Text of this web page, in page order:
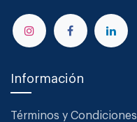
Información
Términos y Condiciones